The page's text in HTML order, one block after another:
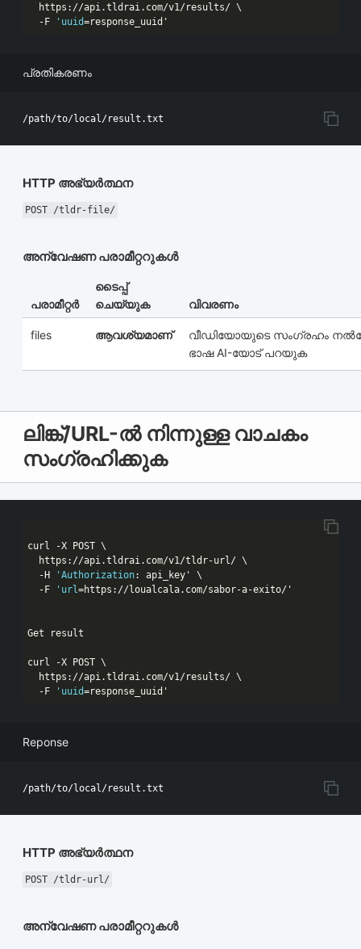
  https:
//api.tldrai.com/v1/results/ \
  -F
'uuid=response_uuid'
പ്രതികരണം
HTTP അഭ്യർത്ഥന
POST /tldr-file/
അന്വേഷണ പരാമീറ്ററുകൾ
പരാമീറ്റർ
ടൈപ്പ്
ചെയ്യുക
വിവരണം
files ആവശ്യമാണ്
വീഡിയോയുടെ സംഗ്രഹം
ഭാഷ AI-യോട് പറയുക
ലിങ്ക്/URL-ൽ നിന്നുള്ള വാചകം
സംഗ്രഹിക്കുക
curl -X POST \
  https:
//api.tldrai.com/v1/tldr-url/ \
  -H
'Authorization: api_key' \
  -F
'url =https://loualcala.com/sabor-a-exito/'
Get result
curl -X POST \
  https:
//api.tldrai.com/v1/results/ \
  -F
'uuid=response_uuid'
Reponse
HTTP അഭ്യർത്ഥന
POST /tldr-url/
അന്വേഷണ പരാമീറ്ററുകൾ